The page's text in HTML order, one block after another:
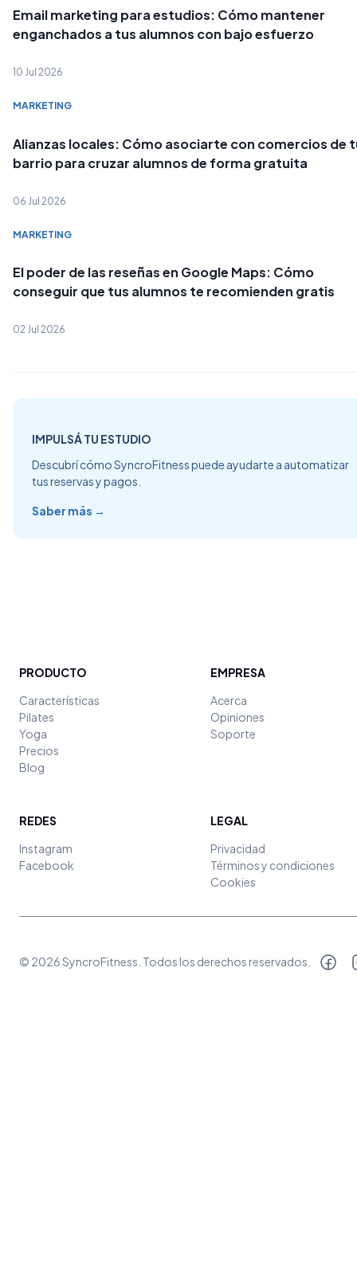
Email marketing para estudios: Cómo mantener
enganchados a tus alumnos con bajo esfuerzo
10 Jul 2026
MARKETING
Alianzas locales: Cómo asociarte con comercios de
barrio para cruzar alumnos de forma gratuita
06 Jul 2026
MARKETING
El poder de las reseñas en Google Maps: Cómo
conseguir que tus alumnos te recomienden gratis
02 Jul 2026
IMPULSÁ TU ESTUDIO
Descubrí cómo SyncroFitness puede ayudarte a automatizar
tus reservas y pagos.
Saber más →
PRODUCTO
Características
Pilates
Yoga
Precios
Blog
EMPRESA
Acerca
Opiniones
Soporte
REDES
Instagram
Facebook
LEGAL
Privacidad
Términos y condiciones
Cookies
© 2026SyncroFitness . Todos los derechos reservados.